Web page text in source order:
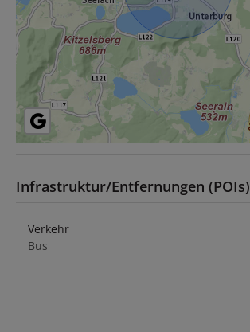
Infrastruktur/Entfernungen (POIs)
Verkehr
Bus